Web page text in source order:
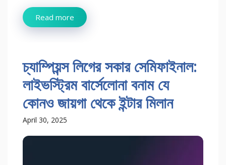
Read more
চ্যাম্পিয়ন্স লিগের সকার সেমিফাইনাল:
লাইভস্ট্রিম বার্সেলোনা বনাম যে
কোনও জায়গা থেকে ইন্টার মিলান
April 30, 2025